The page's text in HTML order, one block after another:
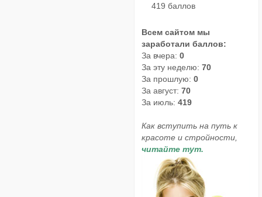
419 баллов
Всем сайтом мы
заработали баллов:
За вчера: 0
За эту неделю: 70
За прошлую: 0
За август: 70
За июль: 419
Как вступить на путь к
красоте и стройности,
читайте тут.